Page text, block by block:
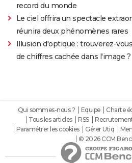
record du monde
Le ciel offrira un spectacle
réunira deux phénomènes rares
Illusion d'optique : trouverez-
de chiffres cachée dans l'image ?
Qui sommes-nous ? Equipe Charte
Tous les articles
RSS
Paramétrer les cookies
Gérer Utiq
© 2026 CCM